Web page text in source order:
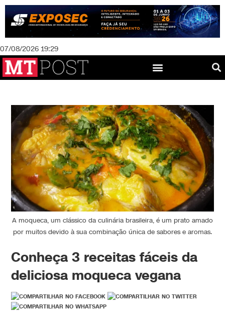
07/08/2026 19:29
A moqueca, um clássico da culinária brasileira, é um prato amado
por muitos devido à sua combinação única de sabores e aromas.
Conheça 3 receitas fáceis da
deliciosa moqueca vegana